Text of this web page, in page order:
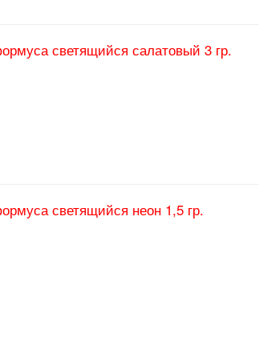
светящийся салатовый 3 гр.
светящийся неон 1,5 гр.